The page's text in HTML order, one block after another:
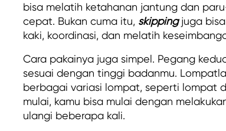
bisa melatih ketahanan jantung dan
cepat. Bukan cuma itu, skippingjuga
kaki, koordinasi, dan melatih
Cara pakainya juga simpel. Pegang
sesuai dengan tinggi badanmu.
berbagai variasi lompat, seperti lompat
mulai, kamu bisa mulai dengan
ulangi beberapa kali.